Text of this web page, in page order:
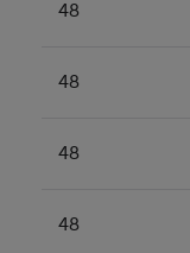
48
48
48
48